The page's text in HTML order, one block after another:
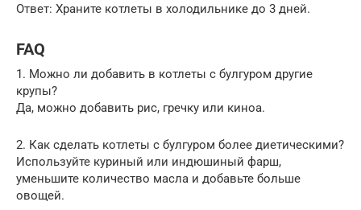
Ответ: Храните котлеты в холодильнике до 3 дней.
FAQ
1. Можно ли добавить в котлеты с булгуром другие
крупы?
Да, можно добавить рис, гречку или киноа.
2. Как сделать котлеты с булгуром более диетическими?
Используйте куриный или индюшиный фарш,
уменьшите количество масла и добавьте больше
овощей.